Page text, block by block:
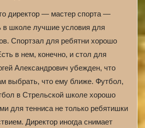
директор — мастер спорта —
в школе лучшие условия для
Спортзал для ребятни хорошо
в нем, конечно, и стол для
Александрович убежден, что
выбрать, что ему ближе. Футбол,
в Стрельской школе хорошо
для тенниса не только ребятишки
Директор иногда снимает